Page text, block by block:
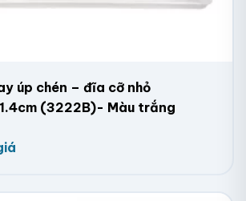
úp chén – đĩa cỡ nhỏ
(3222B)- Màu trắng